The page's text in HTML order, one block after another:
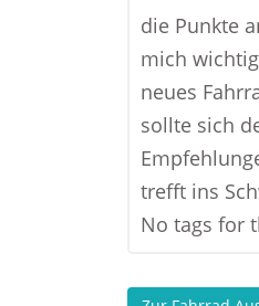
die Punkte
mich
neues
sollte sich
trefft ins
No tags for